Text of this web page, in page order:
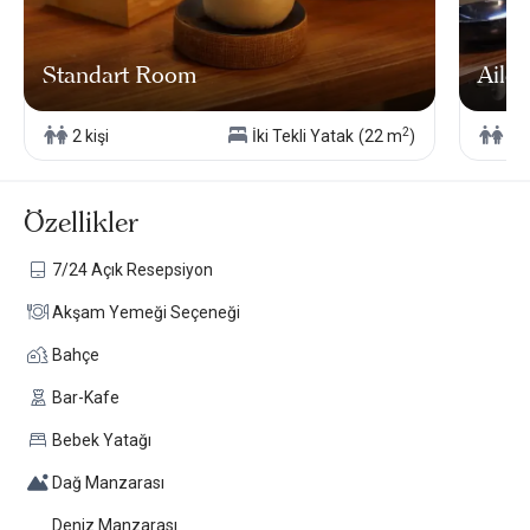
kendini “butik” diye tanımlamasının sebebi bu farklı beklentileri
aynı doğa içinde, birbirine karışmadan bir arada tutabilmesi.
Standart Room
2 kişi İki Tekli Yatak (22 m2)
Aile
Özellikler
7/24 Açık Resepsiyon
Akşam Yemeği Seçeneği
Bahçe
Bar-Kafe
Bebek Yatağı
Dağ Manzarası
Deniz Manzarası